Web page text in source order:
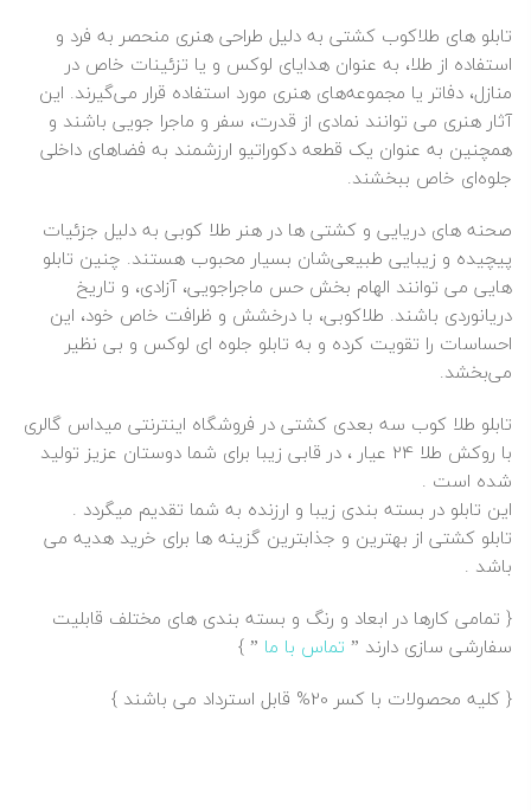
تابلو های طلاکوب کشتی به دلیل طراحی هنری منحصر به فرد و
استفاده از طلا، به عنوان هدایای لوکس و یا تزئینات خاص در
منازل، دفاتر یا مجموعه‌های هنری مورد استفاده قرار می‌گیرند. این
آثار هنری می‌ توانند نمادی از قدرت، سفر و ماجرا جویی باشند و
همچنین به عنوان یک قطعه دکوراتیو ارزشمند به فضاهای داخلی
جلوه‌ای خاص ببخشند.
صحنه‌ های دریایی و کشتی‌ ها در هنر طلا کوبی به دلیل جزئیات
پیچیده و زیبایی طبیعی‌شان بسیار محبوب هستند. چنین تابلو
هایی می‌ توانند الهام‌ بخش حس ماجراجویی، آزادی، و تاریخ
دریانوردی باشند. طلاکوبی، با درخشش و ظرافت خاص خود، این
احساسات را تقویت کرده و به تابلو جلوه‌ ای لوکس و بی‌ نظیر
می‌بخشد.
تابلو طلا کوب سه بعدی کشتی در فروشگاه اینترنتی میداس گالری
با روکش طلا 24 عیار ، در قابی زیبا برای شما دوستان عزیز تولید
شده است .
این تابلو در بسته بندی زیبا و ارزنده به شما تقدیم میگردد .
تابلو کشتی از بهترین و جذابترین گزینه ها برای خرید هدیه می
باشد .
{ تمامی کارها در ابعاد و رنگ و بسته بندی های مختلف قابلیت
سفارشی سازی دارند ” تماس با ما ” }
{ کلیه محصولات با کسر 20% قابل استرداد می باشند }